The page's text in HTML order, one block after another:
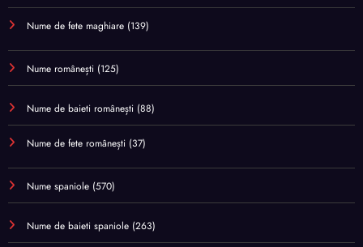
Nume de fete maghiare (139)
Nume românești (125)
Nume de baieti românești (88)
Nume de fete românești (37)
Nume spaniole (570)
Nume de baieti spaniole (263)